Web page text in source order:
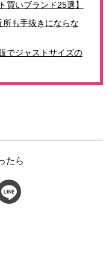
買いブランド25選】
も手抜きにならな
でジャストサイズの
たら